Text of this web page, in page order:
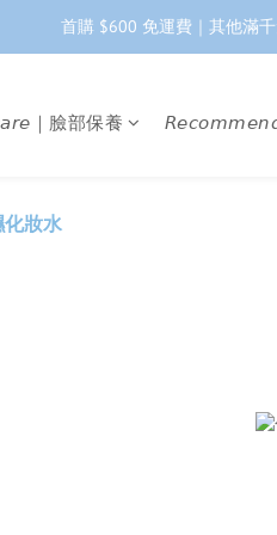
工作日下單 24小時
首購 $600 免運費｜其他滿千
工作日下單 24小時
｜臉部保養
化妝水